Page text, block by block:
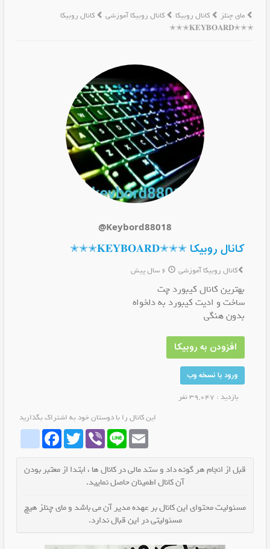
مای چنلز کانال روبیکا کانال روبیکا آموزشی
کانال روبیکا
✭✭✭𝐊𝐄𝐘𝐁𝐎𝐀𝐑𝐃✭✭✭
@Keybord88018
کانال روبیکا ✭✭✭𝐊𝐄𝐘𝐁𝐎𝐀𝐑𝐃✭✭✭
کانال روبیکا آموزشی
بهترین کانال کیبورد چت
ساخت و ادیت کیبورد به دلخواه
بدون هنگی
افزودن به روبیکا
ورود با نسخه وب
بازدید : 39,047 نفر
این کانال را با دوستان خود به اشتراک بگذارید
whatrubikaFacebookTwitter Viber Line Email
قبل از انجام هر گونه داد و ستد مالی در کانال ها ، ابتدا از معتبر بودن
آن کانال اطمینان حاصل نمایید.
مسئولیت محتوای این کانال بر عهده مدیر آن می باشد و مای چنلز هیچ
مسئولیتی در این قبال ندارد.